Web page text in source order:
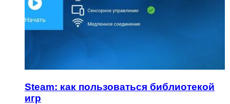
Steam: как пользоваться библиотекой
игр